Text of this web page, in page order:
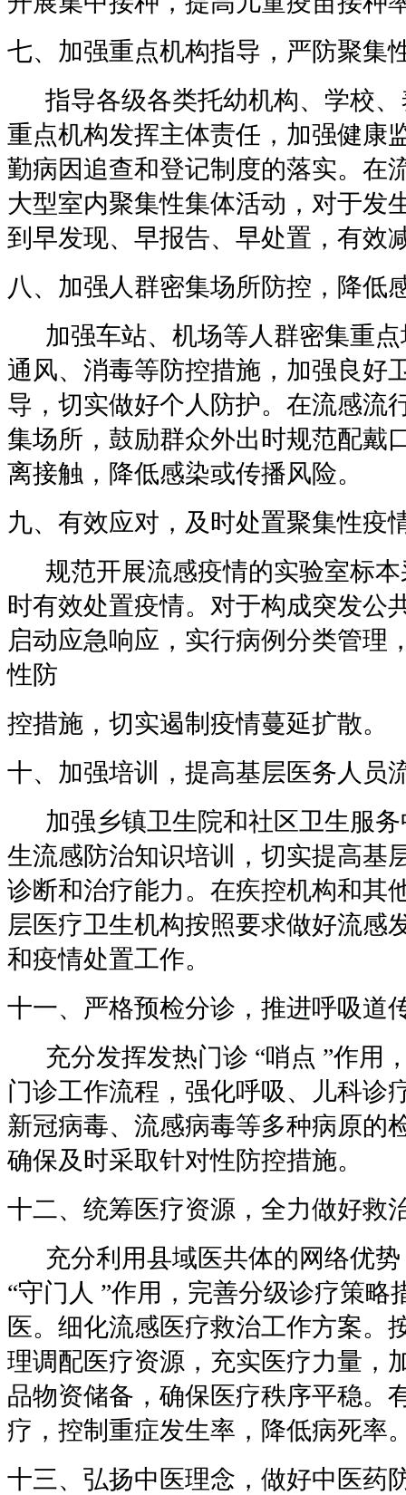
七、加强重点机构指导，严防聚集
指导各级各类托幼机构、学校、
重点机构发挥主体责任，加强健康
勤病因追查和登记制度的落实。在
大型室内聚集性集体活动，对于发
到早发现、早报告、早处置，有效
八、加强人群密集场所防控，降低
加强车站、机场等人群密集重点
通风、消毒等防控措施，加强良好
导，切实做好个人防护。在流感流
集场所，鼓励群众外出时规范配戴
离接触，降低感染或传播风险。
九、有效应对，及时处置聚集性疫
规范开展流感疫情的实验室标本
时有效处置疫情。对于构成突发公
启动应急响应，实行病例分类管理
性防
控措施，切实遏制疫情蔓延扩散。
十、加强培训，提高基层医务人员
加强乡镇卫生院和社区卫生服务
生流感防治知识培训，切实提高基
诊断和治疗能力。在疾控机构和其
层医疗卫生机构按照要求做好流感
和疫情处置工作。
十一、严格预检分诊，推进呼吸道
充分发挥发热门诊 “哨点 ”作用
门诊工作流程，强化呼吸、儿科诊
新冠病毒、流感病毒等多种病原的
确保及时采取针对性防控措施。
十二、统筹医疗资源，全力做好救
充分利用县域医共体的网络优势
“守门人 ”作用，完善分级诊疗策略
医。细化流感医疗救治工作方案。
理调配医疗资源，充实医疗力量，
品物资储备，确保医疗秩序平稳。
疗，控制重症发生率，降低病死率
十三、弘扬中医理念，做好中医药